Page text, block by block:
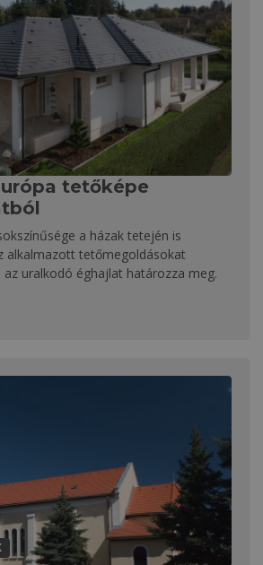
tetőképe
a házak tetején is
alkalmazott tetőmegoldásokat
az uralkodó éghajlat határozza meg.